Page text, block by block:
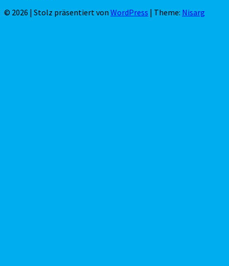
© 2026 | Stolz präsentiert von WordPress | Theme: Nisarg